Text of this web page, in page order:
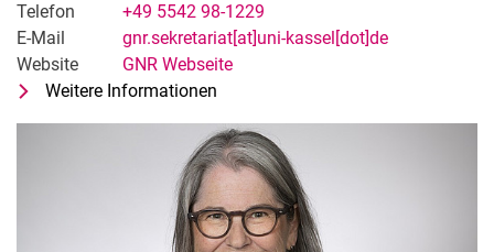
Telefon
+49 5542 98-1229
E-Mail
gnr.sekretariat[at]uni-kassel[dot]de
Website
GNR Webseite
Weitere Informationen